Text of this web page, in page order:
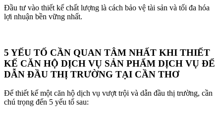
Đầu tư vào thiết kế chất lượng là cách bảo vệ tài sản và tối đa hóa
lợi nhuận bền vững nhất.
5 YẾU TỐ CẦN QUAN TÂM NHẤT KHI THIẾT
KẾ CĂN HỘ DỊCH VỤ SẢN PHẨM DỊCH VỤ ĐỂ
DẪN ĐẦU THỊ TRƯỜNG TẠI CẦN THƠ
Để thiết kế một căn hộ dịch vụ vượt trội và dẫn đầu thị trường, cần
chú trọng đến 5 yếu tố sau: